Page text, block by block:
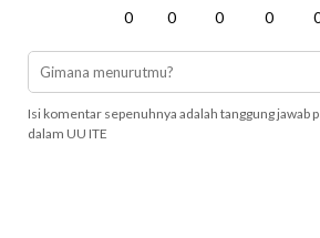
0 0 0 0
Isi komentar sepenuhnya adalah tanggung jawab
dalam UU ITE